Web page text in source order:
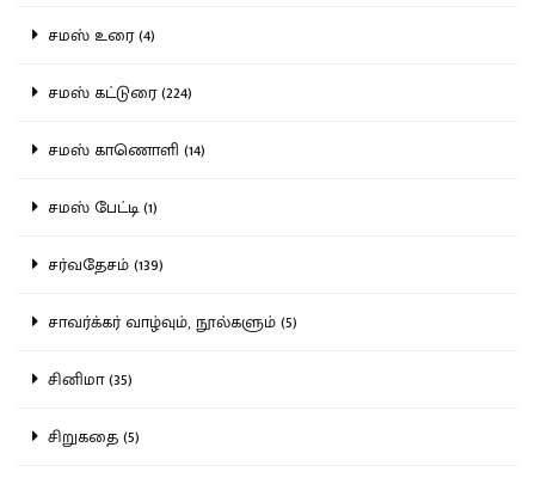
சமஸ் உரை (4)
சமஸ் கட்டுரை (224)
சமஸ் காணொளி (14)
சமஸ் பேட்டி (1)
சர்வதேசம் (139)
சாவர்க்கர் வாழ்வும், நூல்களும் (5)
சினிமா (35)
சிறுகதை (5)